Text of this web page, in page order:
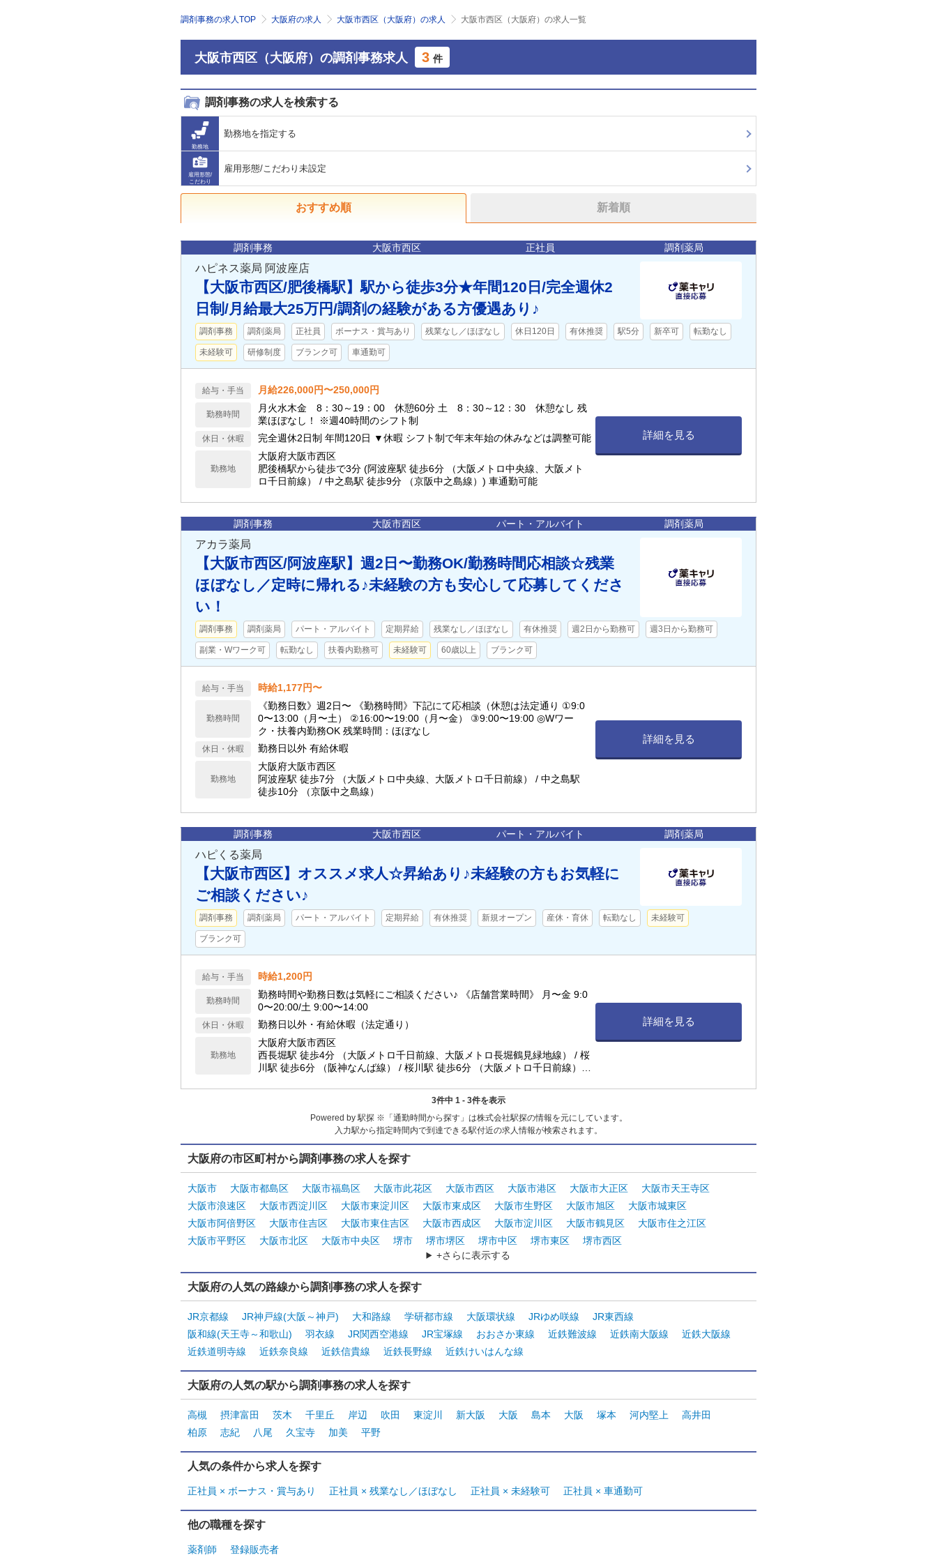
調剤事務の求人TOP 大阪府の求人 大阪市西区（大阪府）の求人 大阪市西区（大阪府）の求人一覧
大阪市西区（大阪府）の調剤事務求人 3 件
調剤事務の求人を検索する
勤務地
勤務地を指定する
雇用形態/
こだわり
雇用形態/こだわり未設定
おすすめ順 新着順
調剤事務 大阪市西区 正社員 調剤薬局
ハピネス薬局 阿波座店
【大阪市西区/肥後橋駅】駅から徒歩3分★年間120日/完全週休2
日制/月給最大25万円/調剤の経験がある方優遇あり♪
調剤事務 調剤薬局 正社員 ボーナス・賞与あり 残業なし／ほぼなし 休日120日 有休推奨 駅5分 新卒可 転勤なし
未経験可 研修制度 ブランク可 車通勤可
給与・手当 月給226,000円〜250,000円
勤務時間
月火水木金 8：30～19：00 休憩60分 土 8：30～12：30 休憩なし 残
業ほぼなし！ ※週40時間のシフト制
休日・休暇 完全週休2日制 年間120日 ▼休暇 シフト制で年末年始の休みなどは調整可能
勤務地
大阪府大阪市西区
肥後橋駅から徒歩で3分 (阿波座駅 徒歩6分 （大阪メトロ中央線、大阪メト
ロ千日前線） / 中之島駅 徒歩9分 （京阪中之島線）) 車通勤可能
詳細を見る
調剤事務 大阪市西区 パート・アルバイト 調剤薬局
アカラ薬局
【大阪市西区/阿波座駅】週2日〜勤務OK/勤務時間応相談☆残業
ほぼなし／定時に帰れる♪未経験の方も安心して応募してくださ
い！
調剤事務 調剤薬局 パート・アルバイト 定期昇給 残業なし／ほぼなし 有休推奨 週2日から勤務可 週3日から勤務可
副業・Wワーク可 転勤なし 扶養内勤務可 未経験可 60歳以上 ブランク可
給与・手当 時給1,177円〜
勤務時間
《勤務日数》週2日〜 《勤務時間》下記にて応相談（休憩は法定通り ①9:0
0〜13:00（月〜土） ②16:00〜19:00（月〜金） ③9:00〜19:00 ◎Wワー
ク・扶養内勤務OK 残業時間：ほぼなし
休日・休暇 勤務日以外 有給休暇
勤務地
大阪府大阪市西区
阿波座駅 徒歩7分 （大阪メトロ中央線、大阪メトロ千日前線） / 中之島駅
徒歩10分 （京阪中之島線）
詳細を見る
調剤事務 大阪市西区 パート・アルバイト 調剤薬局
ハピくる薬局
【大阪市西区】オススメ求人☆昇給あり♪未経験の方もお気軽に
ご相談ください♪
調剤事務 調剤薬局 パート・アルバイト 定期昇給 有休推奨 新規オープン 産休・育休 転勤なし 未経験可
ブランク可
給与・手当 時給1,200円
勤務時間
勤務時間や勤務日数は気軽にご相談ください♪ 《店舗営業時間》 月〜金 9:0
0〜20:00/土 9:00〜14:00
休日・休暇 勤務日以外・有給休暇（法定通り）
勤務地
大阪府大阪市西区
西長堀駅 徒歩4分 （大阪メトロ千日前線、大阪メトロ長堀鶴見緑地線） / 桜
川駅 徒歩6分 （阪神なんば線） / 桜川駅 徒歩6分 （大阪メトロ千日前線） /
詳細を見る
3件中 1 - 3件を表示
Powered by 駅探 ※「通勤時間から探す」は株式会社駅探の情報を元にしています。
入力駅から指定時間内で到達できる駅付近の求人情報が検索されます。
大阪府の市区町村から調剤事務の求人を探す
大阪市 大阪市都島区 大阪市福島区 大阪市此花区 大阪市西区 大阪市港区 大阪市大正区
大阪市天王寺区
大阪市浪速区
大阪市西淀川区 大阪市東淀川区 大阪市東成区 大阪市生野区 大阪市旭区
大阪市城東区
大阪市阿倍野区
大阪市住吉区 大阪市東住吉区 大阪市西成区 大阪市淀川区 大阪市鶴見区
大阪市住之江区
大阪市平野区
大阪市北区 大阪市中央区 堺市 堺市堺区 堺市中区 堺市東区
堺市西区
+さらに表示する
大阪府の人気の路線から調剤事務の求人を探す
JR京都線 JR神戸線(大阪～神戸) 大和路線 学研都市線 大阪環状線 JRゆめ咲線
JR東西線
阪和線(天王寺～和歌山)
羽衣線 JR関西空港線 JR宝塚線 おおさか東線 近鉄難波線 近鉄南大阪線
近鉄大阪線
近鉄道明寺線
近鉄奈良線 近鉄信貴線 近鉄長野線 近鉄けいはんな線
大阪府の人気の駅から調剤事務の求人を探す
高槻 摂津富田 茨木 千里丘 岸辺 吹田 東淀川 新大阪 大阪 島本 大阪 塚本 河内堅上
高井田
柏原
志紀 八尾 久宝寺 加美 平野
人気の条件から求人を探す
正社員 × ボーナス・賞与あり 正社員 × 残業なし／ほぼなし 正社員 × 未経験可 正社員 × 車通勤可
他の職種を探す
薬剤師 登録販売者